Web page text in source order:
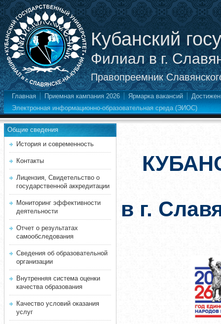
Кубанский
Филиал в г.
Правопреемник
Главная Приемная кампания 2026 Ярмарка вакансий
Электронная информационно-образовательная среда (ЭИОС)
Общие сведения
История и современность
Контакты
Лицензия, Свидетельство о
государственной аккредитации
Мониторинг эффективности
деятельности
Отчет о результатах
самообследования
Сведения об образовательной
организации
Внутренняя система оценки
качества образования
Качество условий оказания
услуг
в г.